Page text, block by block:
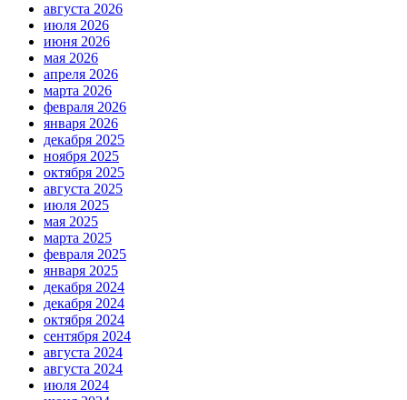
августа 2026
июля 2026
июня 2026
мая 2026
апреля 2026
марта 2026
февраля 2026
января 2026
декабря 2025
ноября 2025
октября 2025
августа 2025
июля 2025
мая 2025
марта 2025
февраля 2025
января 2025
декабря 2024
декабря 2024
октября 2024
сентября 2024
августа 2024
августа 2024
июля 2024